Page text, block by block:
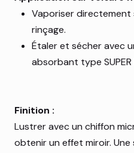
Vaporiser directement
rinçage.
Étaler et sécher avec
absorbant type SUPER
Finition :
Lustrer avec un chiffon
obtenir un effet miroir.